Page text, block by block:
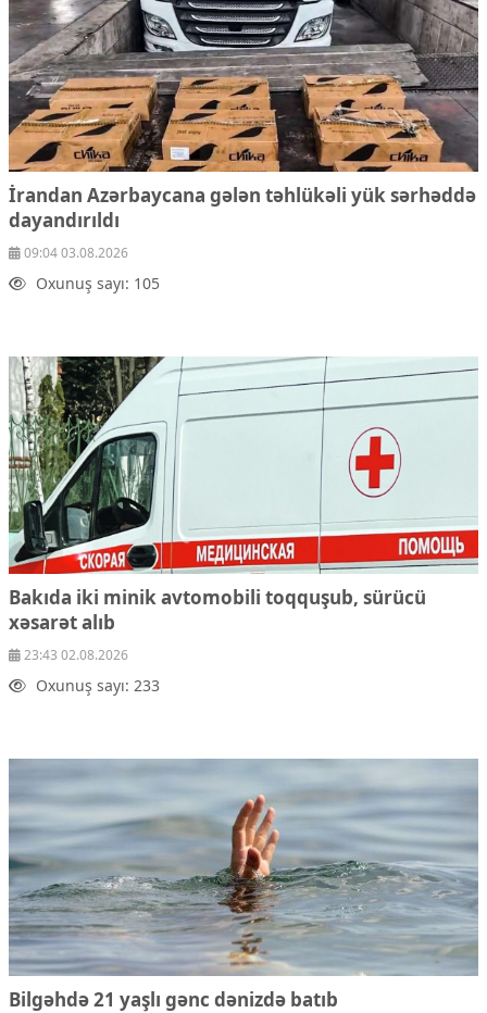
İrandan Azərbaycana gələn təhlükəli yük sərhəddə
dayandırıldı
09:04 03.08.2026
Oxunuş sayı: 105
Bakıda iki minik avtomobili toqquşub, sürücü
xəsarət alıb
23:43 02.08.2026
Oxunuş sayı: 233
Bilgəhdə 21 yaşlı gənc dənizdə batıb